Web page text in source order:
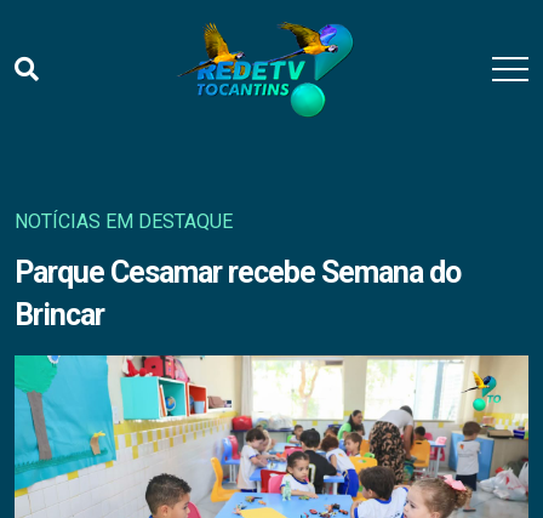
NOTÍCIAS EM DESTAQUE
Parque Cesamar recebe Semana do
Brincar